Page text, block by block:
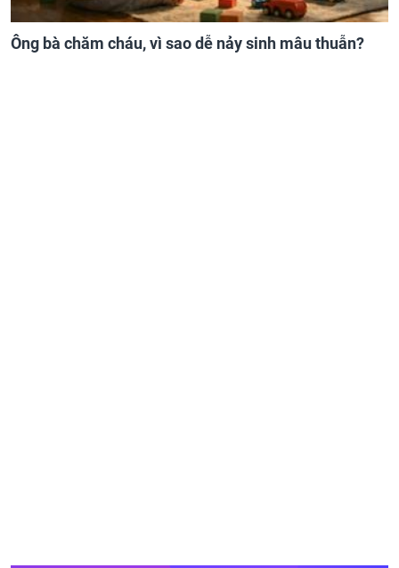
Ông bà chăm cháu, vì sao dễ nảy sinh mâu thuẫn?